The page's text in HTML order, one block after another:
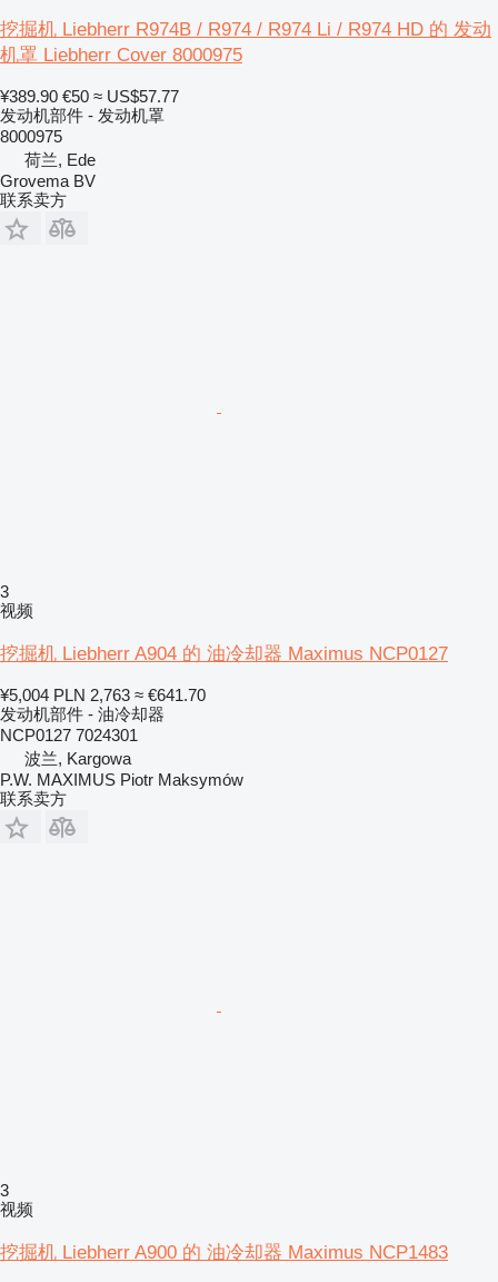
挖掘机 Liebherr R974B / R974 / R974 Li / R974 HD 的 发动
机罩 Liebherr Cover 8000975
¥389.90 €50 ≈ US$57.77
发动机部件 - 发动机罩
8000975
荷兰, Ede
Grovema BV
联系卖方
3
视频
挖掘机 Liebherr A904 的 油冷却器 Maximus NCP0127
¥5,004 PLN 2,763 ≈ €641.70
发动机部件 - 油冷却器
NCP0127 7024301
波兰, Kargowa
P.W. MAXIMUS Piotr Maksymów
联系卖方
3
视频
挖掘机 Liebherr A900 的 油冷却器 Maximus NCP1483